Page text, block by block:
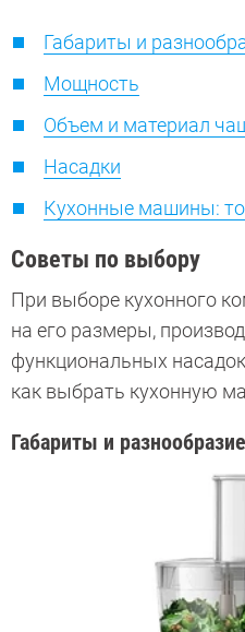
Габариты и
Мощность
Объем и материал
Насадки
Кухонные машины:
Советы по выбору
При выборе кухонного
на его размеры,
функциональных
как выбрать кухонную
Габариты и